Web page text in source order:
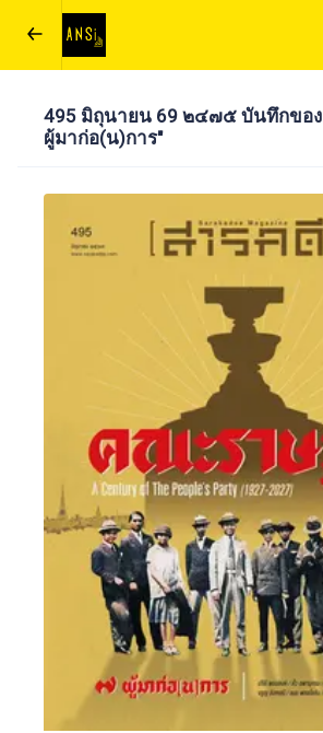
495 มิถุนายน 69 ๒๔๗๕ บันทึกของ
ผู้มาก่อ(น)การ"